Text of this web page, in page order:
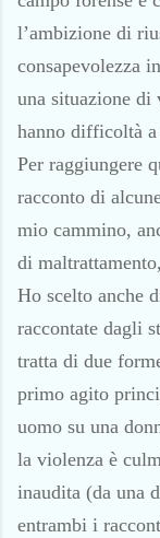
l’ambizione di
consapevolezza
una situazione di
hanno difficoltà a
Per raggiungere
racconto di
mio cammino,
di
Ho scelto anche
raccontate dagli
tratta di due
primo agito
uomo su una
la violenza è
inaudita (da una
entrambi i